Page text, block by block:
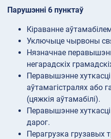
Парушэнні 6 пунктаў
Кіраванне
Уключыце чырвоны
Нязначнае
негарадскіх
Перавышэнне
аўтамагістралях або
(цяжкія аўтамабілі).
Перавышэнне
дарог.
Перагрузка грузавых